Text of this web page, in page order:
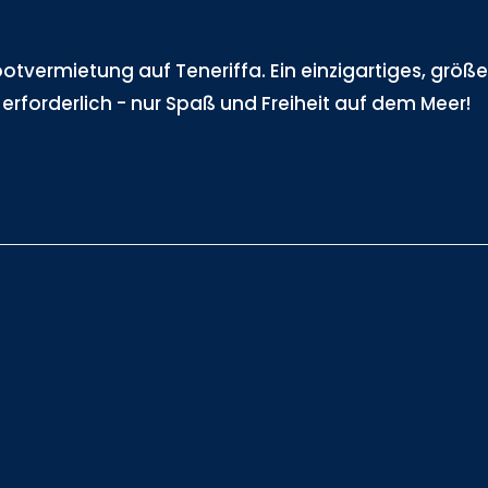
auf Teneriffa. Ein einzigartiges,
- nur Spaß und Freiheit auf dem Meer!